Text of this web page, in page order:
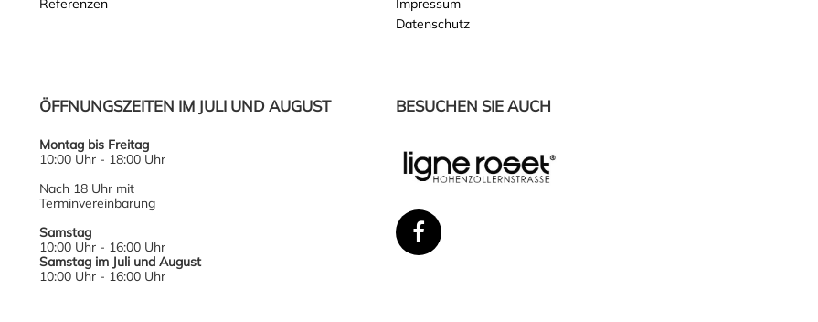
Referenzen
Impressum
Datenschutz
ÖFFNUNGSZEITEN IM JULI UND AUGUST
Montag bis Freitag
10:00 Uhr - 18:00 Uhr
Nach 18 Uhr mit
Terminvereinbarung
Samstag
10:00 Uhr - 16:00 Uhr
Samstag im Juli und August
10:00 Uhr - 16:00 Uhr
BESUCHEN SIE AUCH